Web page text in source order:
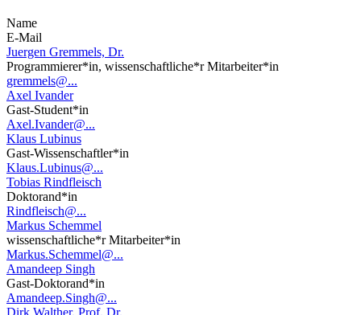
Name
E-Mail
Juergen Gremmels, Dr.
Programmierer*in, wissenschaftliche*r Mitarbeiter*in
gremmels@...
Axel Ivander
Gast-Student*in
Axel.Ivander@...
Klaus Lubinus
Gast-Wissenschaftler*in
Klaus.Lubinus@...
Tobias Rindfleisch
Doktorand*in
Rindfleisch@...
Markus Schemmel
wissenschaftliche*r Mitarbeiter*in
Markus.Schemmel@...
Amandeep Singh
Gast-Doktorand*in
Amandeep.Singh@...
Dirk Walther, Prof. Dr.